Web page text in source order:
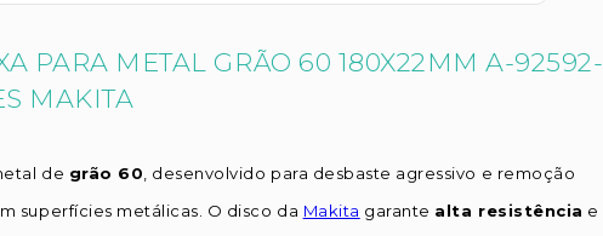
PARA METAL GRÃO 60 180X22MM A-92592-
MAKITA
de grão 60 , desenvolvido para desbaste agressivo e remoção
superfícies metálicas. O disco da Makita garante alta resistência e